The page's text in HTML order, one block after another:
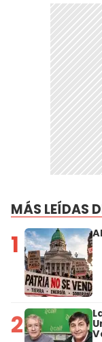
MÁS LEÍDAS
1
2